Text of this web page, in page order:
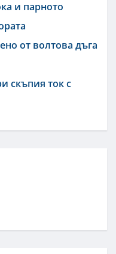
и парното
от волтова дъга
скъпия ток с